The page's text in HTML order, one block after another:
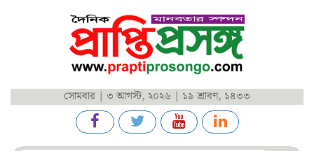
সোমবার | ৩ আগস্ট, ২০২৬ | ১৯ শ্রাবণ, ১৪৩৩